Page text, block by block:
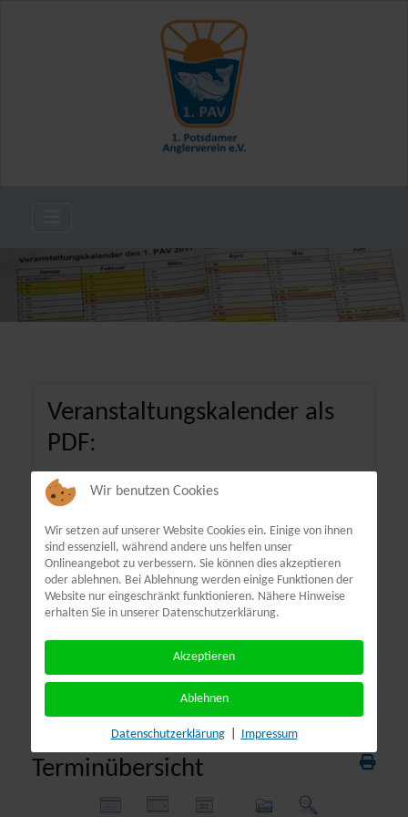
Veranstaltungskalender als
PDF:
Terminübersicht
Wir benutzen Cookies
Wir setzen auf unserer Website Cookies ein. Einige von ihnen
sind essenziell, während andere uns helfen unser
Onlineangebot zu verbessern. Sie können dies akzeptieren
oder ablehnen. Bei Ablehnung werden einige Funktionen der
Website nur eingeschränkt funktionieren. Nähere Hinweise
erhalten Sie in unserer Datenschutzerklärung.
Akzeptieren
Ablehnen
Datenschutzerklärung Impressum